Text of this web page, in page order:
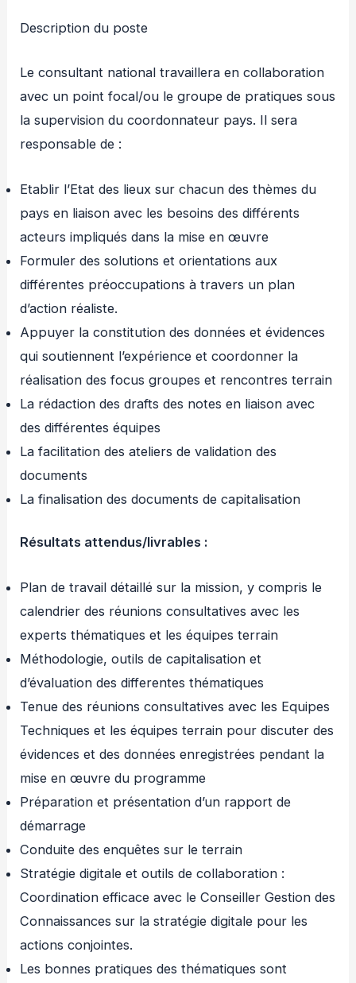
Description du poste
Le consultant national travaillera en collaboration
avec un point focal/ou le groupe de pratiques sous
la supervision du coordonnateur pays. Il sera
responsable de :
Etablir l’Etat des lieux sur chacun des thèmes du
pays en liaison avec les besoins des différents
acteurs impliqués dans la mise en œuvre
Formuler des solutions et orientations aux
différentes préoccupations à travers un plan
d’action réaliste.
Appuyer la constitution des données et évidences
qui soutiennent l’expérience et coordonner la
réalisation des focus groupes et rencontres terrain
La rédaction des drafts des notes en liaison avec
des différentes équipes
La facilitation des ateliers de validation des
documents
La finalisation des documents de capitalisation
Résultats attendus/livrables :
Plan de travail détaillé sur la mission, y compris le
calendrier des réunions consultatives avec les
experts thématiques et les équipes terrain
Méthodologie, outils de capitalisation et
d’évaluation des differentes thématiques
Tenue des réunions consultatives avec les Equipes
Techniques et les équipes terrain pour discuter des
évidences et des données enregistrées pendant la
mise en œuvre du programme
Préparation et présentation d’un rapport de
démarrage
Conduite des enquêtes sur le terrain
Stratégie digitale et outils de collaboration :
Coordination efficace avec le Conseiller Gestion des
Connaissances sur la stratégie digitale pour les
actions conjointes.
Les bonnes pratiques des thématiques sont